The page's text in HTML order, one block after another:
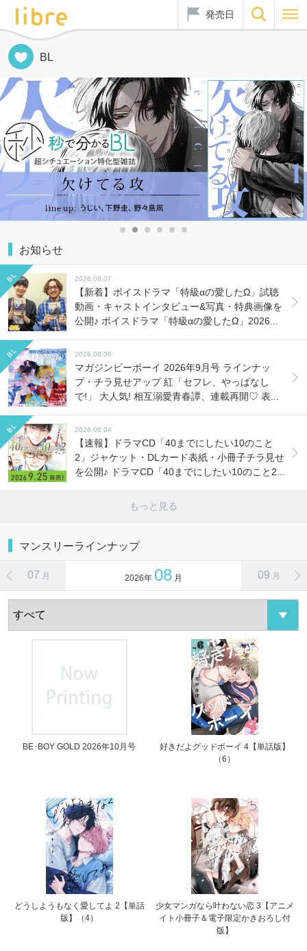
発売日
BL
お知らせ
2026.08.07
【新着】ボイスドラマ「特級αの愛したΩ」試聴
動画・キャストインタビュー&写真・特典画像を
公開♪ ボイスドラマ「特級αの愛したΩ」2026...
2026.08.06
マガジンビーボーイ 2026年9月号 ラインナッ
プ・チラ見せアップ 紅「セフレ、やっぱなし
で!」 大人気! 相互溺愛青春譚、連載再開♡ 表...
2026.08.04
【速報】ドラマCD「40までにしたい10のこと
2」ジャケット・DLカード表紙・小冊子チラ見せ
を公開♪ ドラマCD「40までにしたい10のこと2...
もっと見る
マンスリーラインナップ
07 月 09 月
2026年 08 月
BE･BOY GOLD 2026年10月号
好きだよグッドボーイ 4【単話版】
（6）
どうしようもなく愛してよ 2【単話
版】（4）
少女マンガなら叶わない恋 3【アニメ
イト小冊子＆電子限定かきおろし付
版】